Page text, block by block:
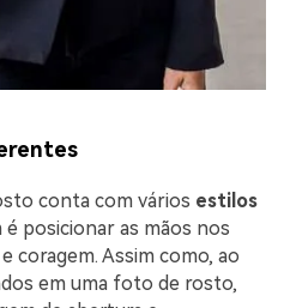
conta com vários estilos
é posicionar as mãos nos
coragem. Assim como, ao
em uma foto de rosto,